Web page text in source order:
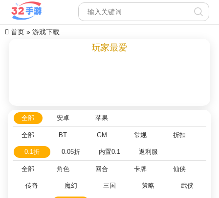
首页 » 游戏下载
玩家最爱
全部 安卓 苹果
全部 BT GM 常规 折扣
0.1折 0.05折 内置0.1 返利服
全部 角色 回合 卡牌 仙侠
传奇 魔幻 三国 策略 武侠